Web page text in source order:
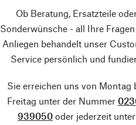
Ob Beratung, Ersatzteile
Sonderwünsche - all Ihre
Anliegen behandelt unser
Service persönlich und
Sie erreichen uns von Montag
Freitag unter der Nummer
939050 oder jederzeit unter